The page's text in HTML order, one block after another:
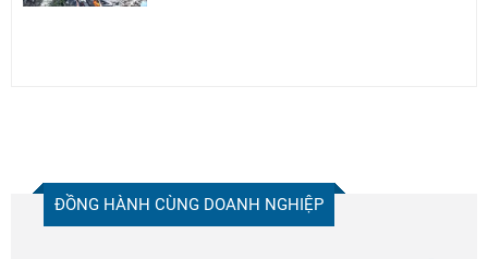
ĐỒNG HÀNH CÙNG DOANH NGHIỆP